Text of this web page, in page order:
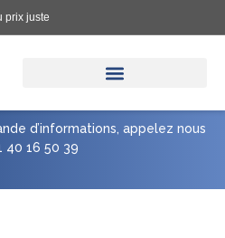
prix juste
d’informations, appelez nous
40 16 50 39